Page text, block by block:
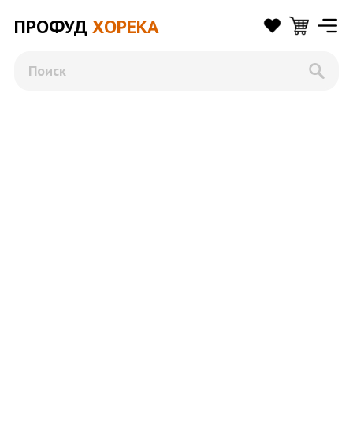
ПРОФУД ХОРЕКА
Поиск